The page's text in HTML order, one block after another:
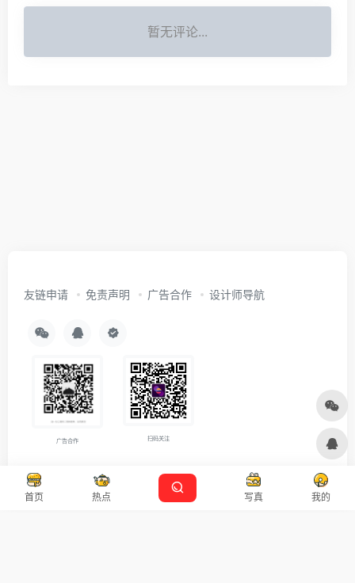
暂无评论...
首页 热点 写真 我的
友链申请 免责声明 广告合作 设计师导航
广告合作 扫码关注
Copyright © 2026沪ICP备2021007899号-5 Designed by 设计资源